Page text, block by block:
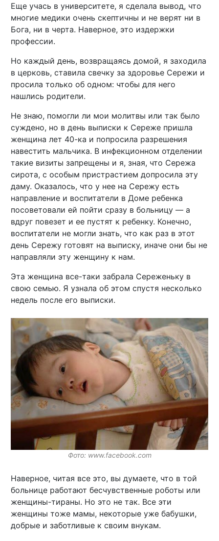
Еще учась в университете, я сделала вывод, что
многие медики очень скептичны и не верят ни в
Бога, ни в черта. Наверное, это издержки
профессии.
Но каждый день, возвращаясь домой, я заходила
в церковь, ставила свечку за здоровье Сережи и
просила только об одном: чтобы для него
нашлись родители.
Не знаю, помогли ли мои молитвы или так было
суждено, но в день выписки к Сереже пришла
женщина лет 40-ка и попросила разрешения
навестить мальчика. В инфекционном отделении
такие визиты запрещены и я, зная, что Сережа
сирота, с особым пристрастием допросила эту
даму. Оказалось, что у нее на Сережу есть
направление и воспитатели в Доме ребенка
посоветовали ей пойти сразу в больницу — а
вдруг повезет и ее пустят к ребенку. Конечно,
воспитатели не могли знать, что как раз в этот
день Сережу готовят на выписку, иначе они бы не
направляли эту женщину к нам.
Эта женщина все-таки забрала Сереженьку в
свою семью. Я узнала об этом спустя несколько
недель после его выписки.
Фото: www.facebook.com
Наверное, читая все это, вы думаете, что в той
больнице работают бесчувственные роботы или
женщины-тираны. Но это не так. Все эти
женщины тоже мамы, некоторые уже бабушки,
добрые и заботливые к своим внукам.